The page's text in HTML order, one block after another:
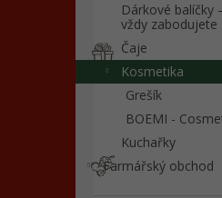
l
Dárkové balíčky
vždy zabodujete
Čaje
Kosmetika
Grešík
BOEMI -
Kuchařky
Farmářský obchod